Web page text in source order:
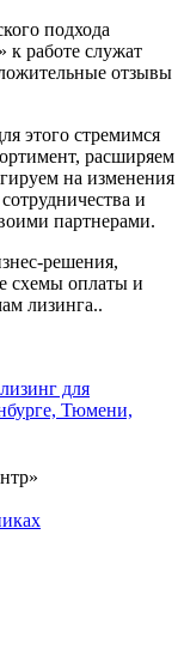
подхода
к работе служат
отзывы
этого стремимся
расширяем
на изменения
и
партнерами.
решения,
схемы оплаты и
лизинга..